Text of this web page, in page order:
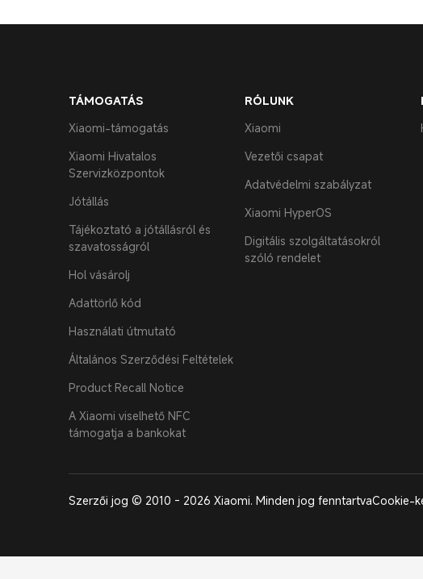
TÁMOGATÁS
Xiaomi-támogatás
Xiaomi Hivatalos
Szervizközpontok
Jótállás
Tájékoztató a jótállásról és
szavatosságról
Hol vásárolj
Adattörlő kód
Használati útmutató
Általános Szerződési Feltételek
Product Recall Notice
A Xiaomi viselhető NFC
támogatja a bankokat
RÓLUNK
Xiaomi
Vezetői csapat
Adatvédelmi szabályzat
Xiaomi HyperOS
Digitális szolgáltatásokról
szóló rendelet
Szerzői jog © 2010 - 2026 Xiaomi. Minden jog fenntartvaCookie-